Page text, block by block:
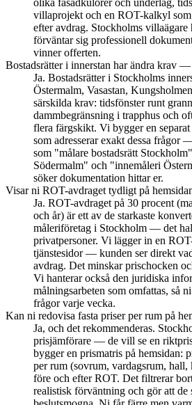
olika fasadkulörer och underlag,
villaprojekt och en ROT-kalkyl
efter avdrag. Stockholms
förväntar sig professionell
vinner offerten.
Bostadsrätter i innerstan har ändra krav —
Ja. Bostadsrätter i Stockholms
Östermalm, Vasastan,
särskilda krav: tidsfönster runt
dammbegränsning i trapphus och
flera färgskikt. Vi bygger en
som adresserar exakt dessa frågor
som "målare bostadsrätt
Södermalm" och "innemåleri
söker dokumentation hittar er.
Visar ni ROT-avdraget tydligt på
Ja. ROT-avdraget på 30 procent
och år) är ett av de starkaste
måleriföretag i Stockholm — det
privatpersoner. Vi lägger in en
tjänstesidor — kunden ser direkt
avdrag. Det minskar prischocken
Vi hanterar också den juridiska
målningsarbeten som omfattas, så
frågor varje vecka.
Kan ni redovisa fasta priser per rum på
Ja, och det rekommenderas.
prisjämförare — de vill se en
bygger en prismatris på hemsidan:
per rum (sovrum, vardagsrum,
före och efter ROT. Det filtrerar
realistisk förväntning och gör att de